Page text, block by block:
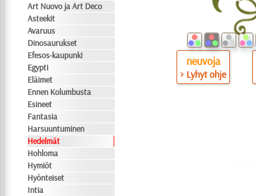
Art Nuovo ja Art Deco
Asteekit
Avaruus
Dinosaurukset
Efesos-kaupunki
Egypti
Eläimet
Ennen Kolumbusta
Esineet
Fantasia
Harsuuntuminen
Hedelmät
Hohloma
Hymiöt
Hyönteiset
Intia
neuvoja
> Lyhyt ohje